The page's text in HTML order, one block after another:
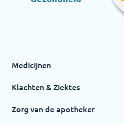
Medicijnen
Klachten & Ziektes
Zorg van de apotheker